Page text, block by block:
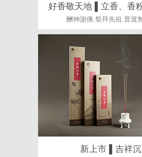
好香敬天地 ▌立香、香
酬神謝佛.祭拜先祖.普渡
新上市 ▌吉祥